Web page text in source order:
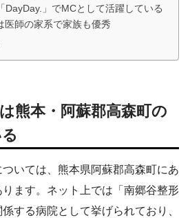
DayDay.」でMCとして活躍している
医師の家系で家族も優秀
熊本・阿蘇郡高森町の
いては、熊本県阿蘇郡高森町にあ
ます。ネット上では「南郷谷整形
する病院として挙げられており、